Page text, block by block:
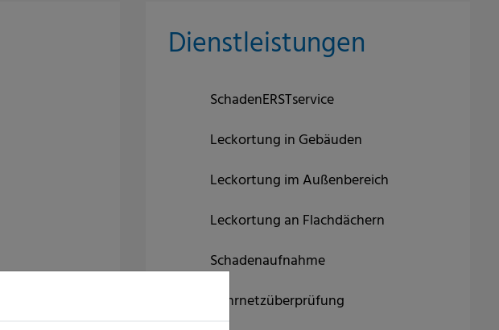
Dienstleistungen
SchadenERSTservice
Leckortung in Gebäuden
Leckortung im Außenbereich
Leckortung an Flachdächern
Schadenaufnahme
Rohrnetzüberprüfung